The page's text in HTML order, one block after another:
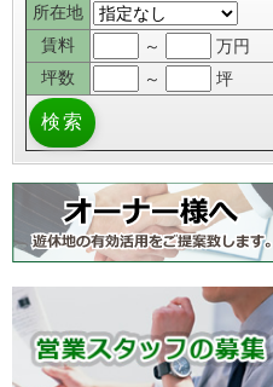
所在地
賃料
～
万円
坪数
～ 坪